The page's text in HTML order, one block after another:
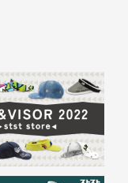
800円とさせて頂
頂けた場合は送
数商品を入れて
で、若干の誤